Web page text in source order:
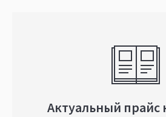
Актуальный прайс